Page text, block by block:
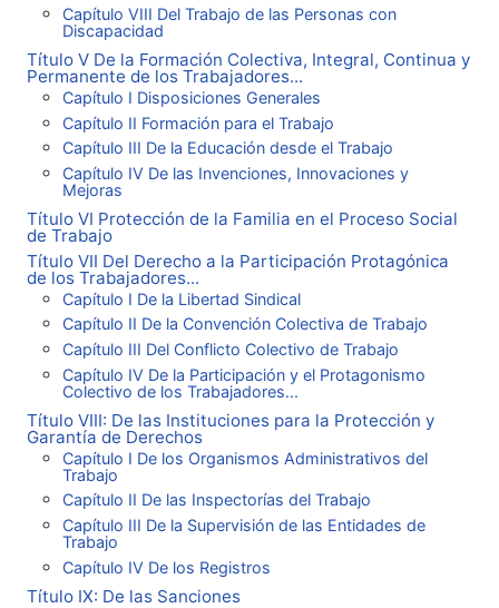
Capítulo VIII Del Trabajo de las Personas con
Discapacidad
Título V De la Formación Colectiva, Integral, Continua y
Permanente de los Trabajadores...
Capítulo I Disposiciones Generales
Capítulo II Formación para el Trabajo
Capítulo III De la Educación desde el Trabajo
Capítulo IV De las Invenciones, Innovaciones y
Mejoras
Título VI Protección de la Familia en el Proceso Social
de Trabajo
Título VII Del Derecho a la Participación Protagónica
de los Trabajadores...
Capítulo I De la Libertad Sindical
Capítulo II De la Convención Colectiva de Trabajo
Capítulo III Del Conflicto Colectivo de Trabajo
Capítulo IV De la Participación y el Protagonismo
Colectivo de los Trabajadores...
Título VIII: De las Instituciones para la Protección y
Garantía de Derechos
Capítulo I De los Organismos Administrativos del
Trabajo
Capítulo II De las Inspectorías del Trabajo
Capítulo III De la Supervisión de las Entidades de
Trabajo
Capítulo IV De los Registros
Título IX: De las Sanciones